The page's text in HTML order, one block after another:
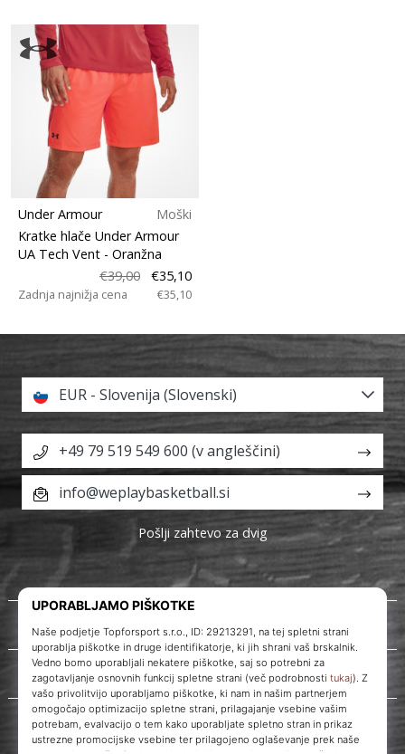
Under Armour
Moški
Kratke hlače Under Armour
UA Tech Vent - Oranžna
€39,00
€35,10
Zadnja najnižja cena €35,10
O nas
Storitve za stranke
EUR - Slovenija (Slovenski)
+49 79 519 549 600 (v angleščini)
info@weplaybasketball.si
Pošlji zahtevo za dvig